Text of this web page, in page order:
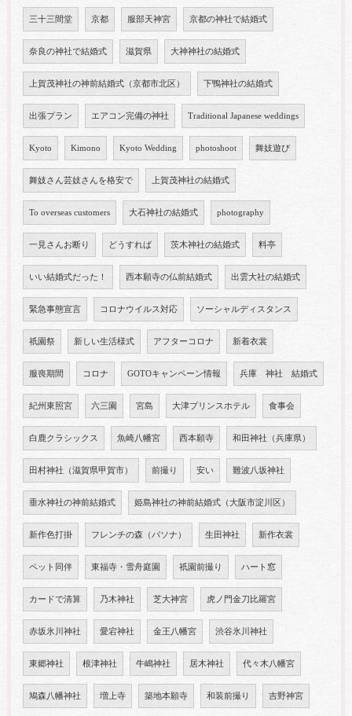
三十三間堂 京都 服部天神宮 京都の神社で結婚式
奈良の神社で結婚式 滋賀県 大神神社の結婚式
上賀茂神社の神前結婚式（京都市北区） 下鴨神社の結婚式
出張プラン エアコン完備の神社 Traditional Japanese weddings
Kyoto Kimono Kyoto Wedding photoshoot 舞妓遊び
舞妓さん芸妓さんを格安で 上賀茂神社の結婚式
To overseas customers 大石神社の結婚式 photography
一見さんお断り どうすれば 茨木神社の結婚式 料亭
いい結婚式だった！ 西本願寺の仏前結婚式 出雲大社の結婚式
緊急事態宣言 コロナウイルス対応 ソーシャルディスタンス
祇園祭 新しい生活様式 アフターコロナ 新着衣裳
服喪期間 コロナ GOTOキャンペーン情報 兵庫 神社 結婚式
紀州東照宮 六三園 宮島 大津プリンスホテル 食事会
白鹿クラシックス 魚崎八幡宮 西本願寺 和田神社（兵庫県）
田村神社（滋賀県甲賀市） 前撮り 安い 難波八坂神社
垂水神社の神前結婚式 姫島神社の神前結婚式（大阪市淀川区）
新作色打掛 フレンチの森（パソナ） 生田神社 新作衣裳
ペット同伴 東福寺・雪舟庭園 祇園前撮り ハート窓
カードで清算 乃木神社 芝大神宮 虎ノ門金刀比羅宮
赤坂氷川神社 愛宕神社 金王八幡宮 渋谷氷川神社
東郷神社 根津神社 牛嶋神社 居木神社 代々木八幡宮
鳩森八幡神社 増上寺 築地本願寺 和装前撮り 吉野神宮